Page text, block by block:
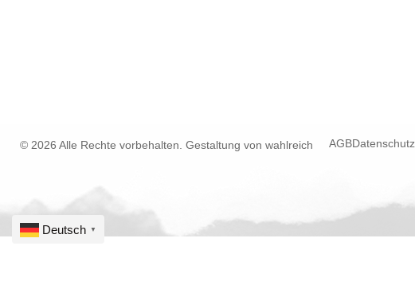
© 2026 Alle Rechte vorbehalten. Gestaltung von wahlreich AGBDatenschutz
Deutsch ▼